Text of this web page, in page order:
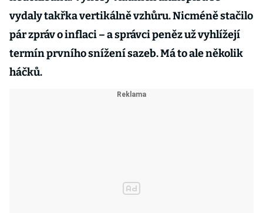
vydaly takřka vertikálně vzhůru. Nicméně stačilo
pár zpráv o inflaci – a správci peněz už vyhlížejí
termín prvního snížení sazeb. Má to ale několik
háčků.